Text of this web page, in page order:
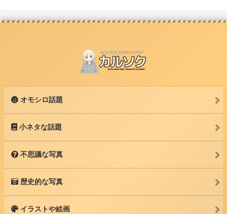
オモシロ話題
小ネタな話題
不思議な写真
歴史的な写真
イラストや絵画